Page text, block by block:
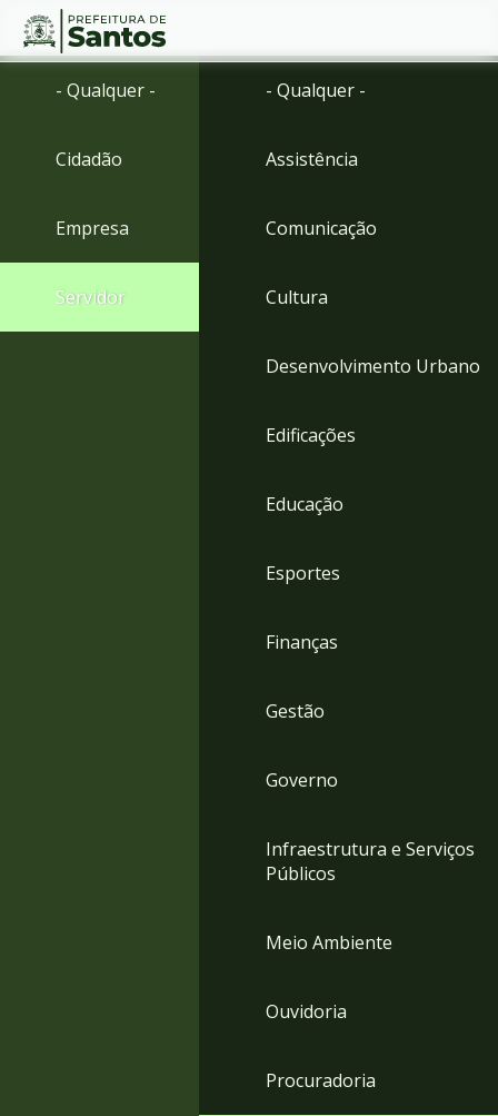
Ir
menu
para
Conteúdo
- Qualquer -
Cidadão
Empresa
Servidor
- Qualquer -
Assistência
Comunicação
Cultura
Desenvolvimento Urbano
Edificações
Educação
Esportes
Finanças
Gestão
Governo
Infraestrutura e Serviços
Públicos
Meio Ambiente
Ouvidoria
Procuradoria